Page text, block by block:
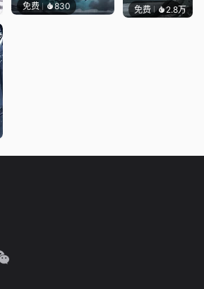
免费 830 免费 2.8万